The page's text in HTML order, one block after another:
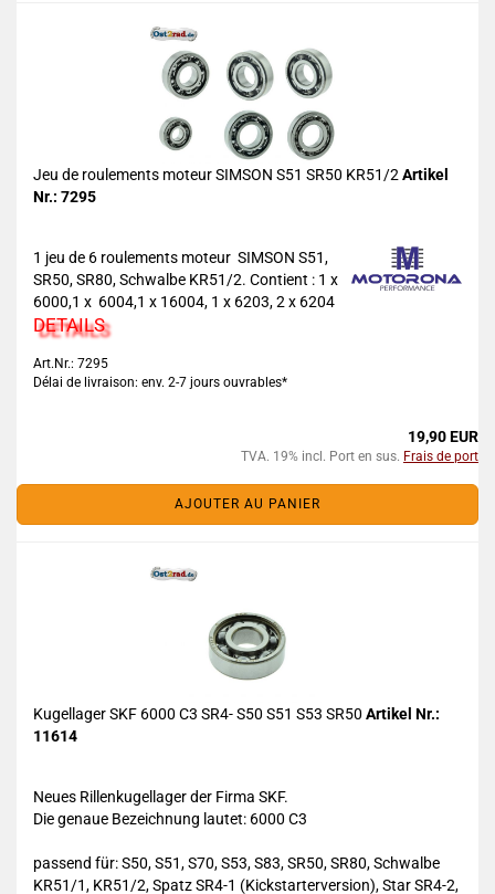
Jeu de roulements moteur SIMSON S51 SR50 KR51/2 Artikel
Nr.: 7295
1 jeu de 6 roulements moteur SIMSON S51,
SR50, SR80, Schwalbe KR51/2. Contient : 1 x
6000,1 x 6004,1 x 16004, 1 x 6203, 2 x 6204
DETAILS
Art.Nr.: 7295
Délai de livraison: env. 2-7 jours ouvrables*
19,90 EUR
TVA. 19% incl. Port en sus. Frais de port
AJOUTER AU PANIER
Kugellager SKF 6000 C3 SR4- S50 S51 S53 SR50 Artikel Nr.:
11614
Neues Rillenkugellager der Firma SKF.
Die genaue Bezeichnung lautet: 6000 C3
passend für: S50, S51, S70, S53, S83, SR50, SR80, Schwalbe
KR51/1, KR51/2, Spatz SR4-1 (Kickstarterversion), Star SR4-2,